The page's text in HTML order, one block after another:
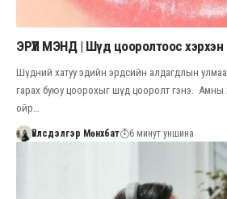
ЭРҮҮЛ МЭНД | Шүд цооролтоос хэрхэн
Шүдний хатуу эдийн эрдсийн алдагдлын
гарах буюу цоорохыг шүд цооролт гэнэ. Амны
ойр…
Үйлсдэлгэр Мөнхбат 6 минут уншина